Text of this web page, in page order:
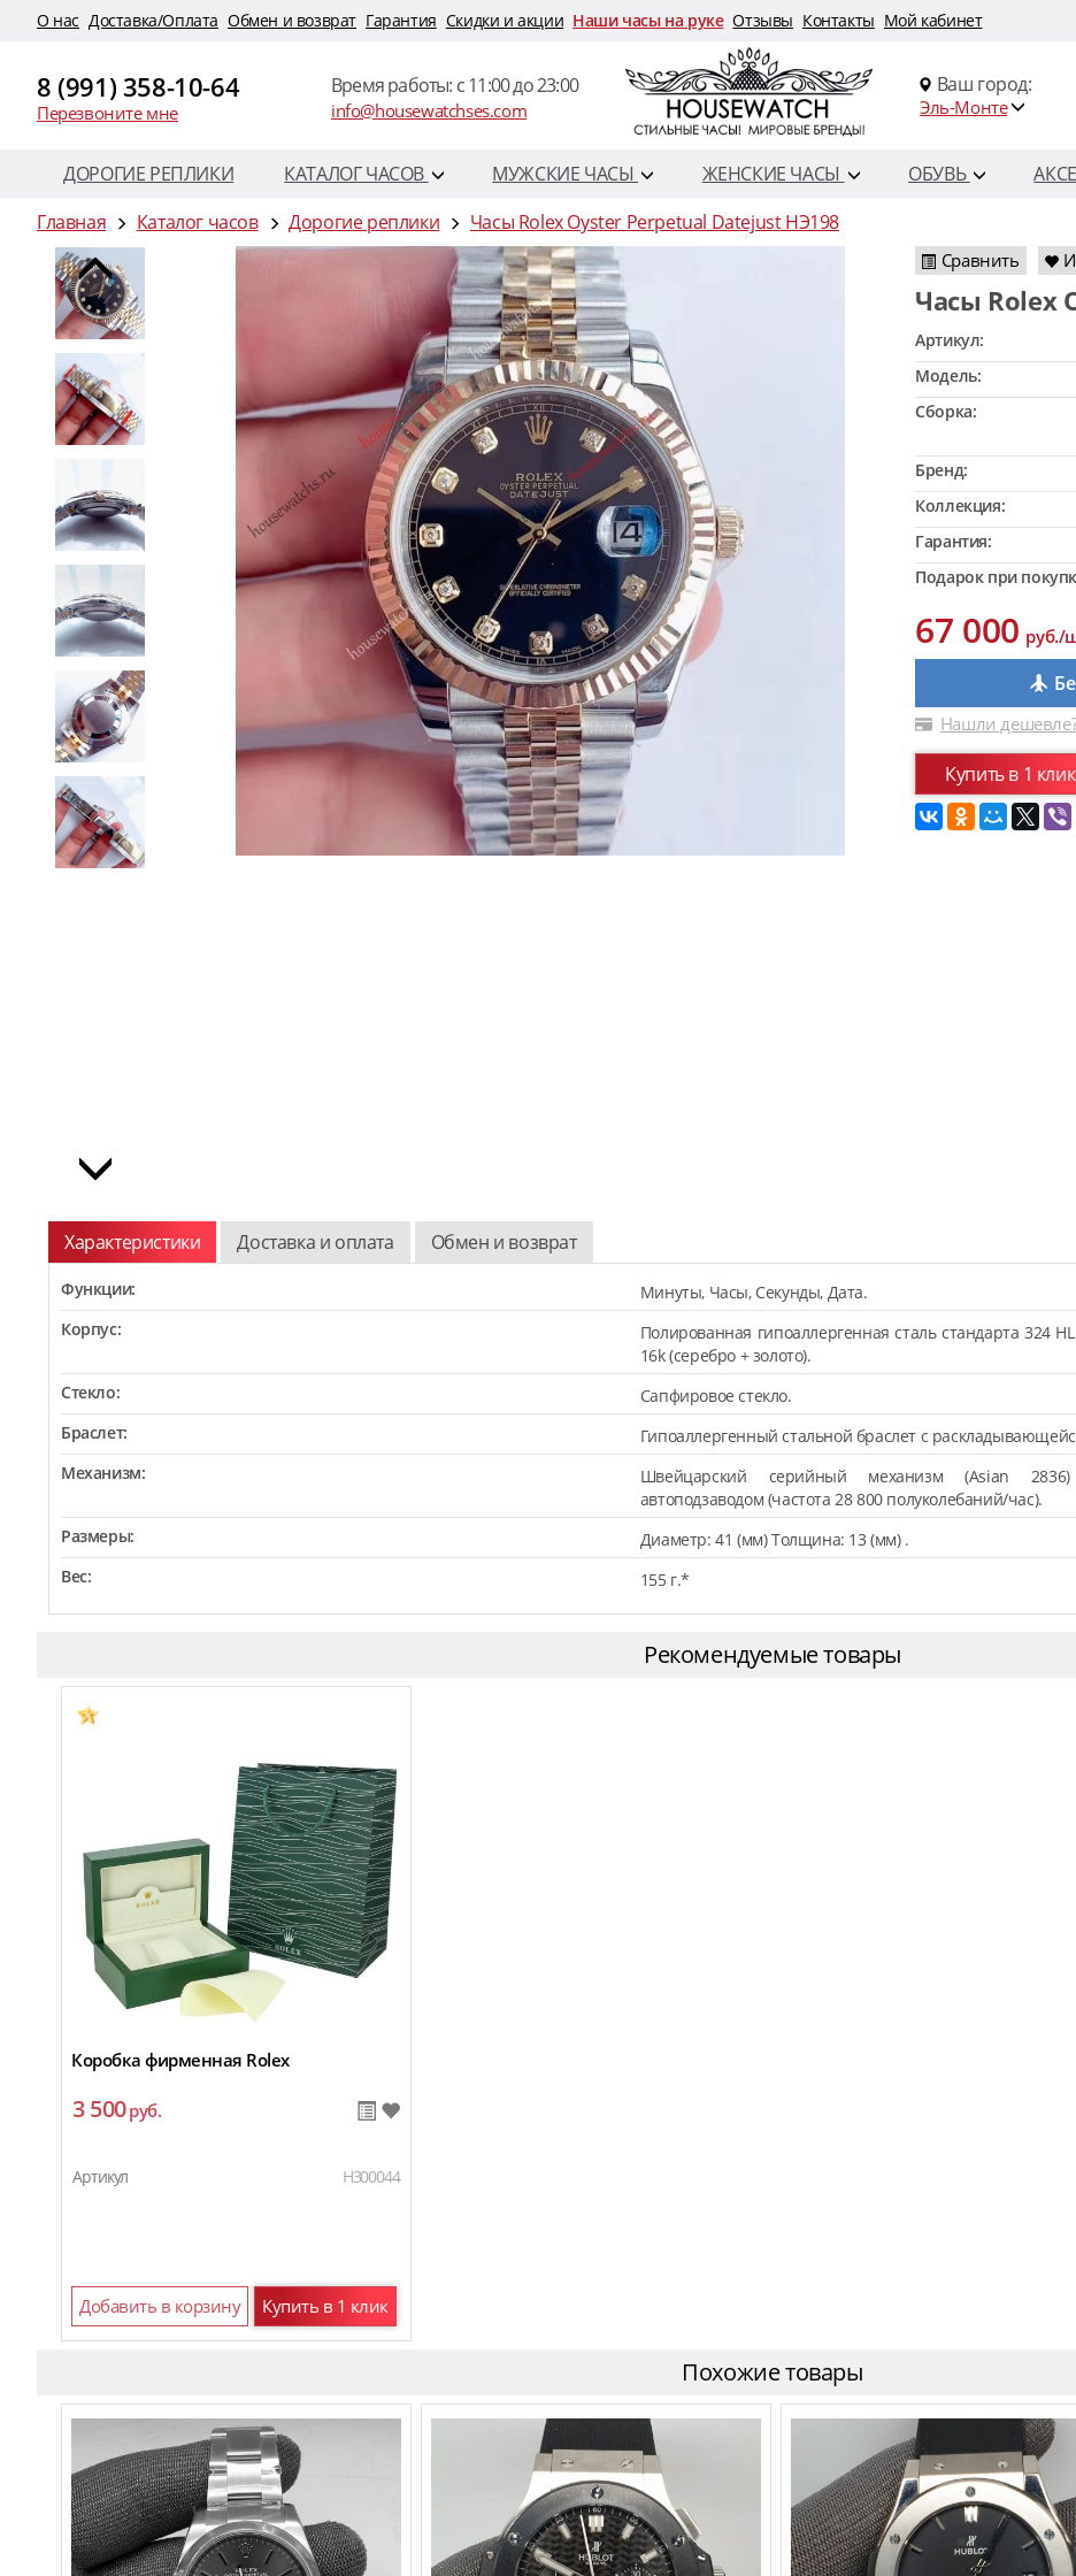
O нас Доставка/Оплата Обмен и возврат Гарантия Скидки и акции Наши часы на руке Отзывы Контакты Мой кабинет
8 (991) 358-10-64
Перезвоните мне
Время работы: c 11:00 до 23:00
info@housewatchses.com
Ваш город:
Эль-Монте
ДОРОГИЕ РЕПЛИКИ КАТАЛОГ ЧАСОВ МУЖСКИЕ ЧАСЫ ЖЕНСКИЕ ЧАСЫ ОБУВЬ
Главная
Каталог часов Дорогие реплики Часы Rolex Oyster Perpetual Datejust HЭ198
Сравнить
Часы
Артикул:
Модель:
Сборка:
Бренд:
Коллекция:
Гарантия:
Подарок при
67 000руб./
Нашли
Купить в 1 клик
Характеристики Доставка и оплата Обмен и возврат
Функции:
Минуты, Часы, Секунды, Дата.
Корпус:
Полированная гипоаллергенная сталь стандарта 324
16k (серебро + золото).
Стекло:
Сапфировое стекло.
Браслет:
Гипоаллергенный стальной браслет с
Механизм:
Швейцарский серийный механизм (Asian
автоподзаводом (частота 28 800 полуколебаний/час).
Размеры:
Диаметр: 41 (мм) Толщина: 13 (мм) .
Вес:
155 г.*
Рекомендуемые товары
Коробка фирменная Rolex
3 500руб.
Артикул H300044
Добавить в корзину Купить в 1 клик
Похожие товары